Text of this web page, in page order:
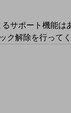
サポート機能は
ク解除を行ってく